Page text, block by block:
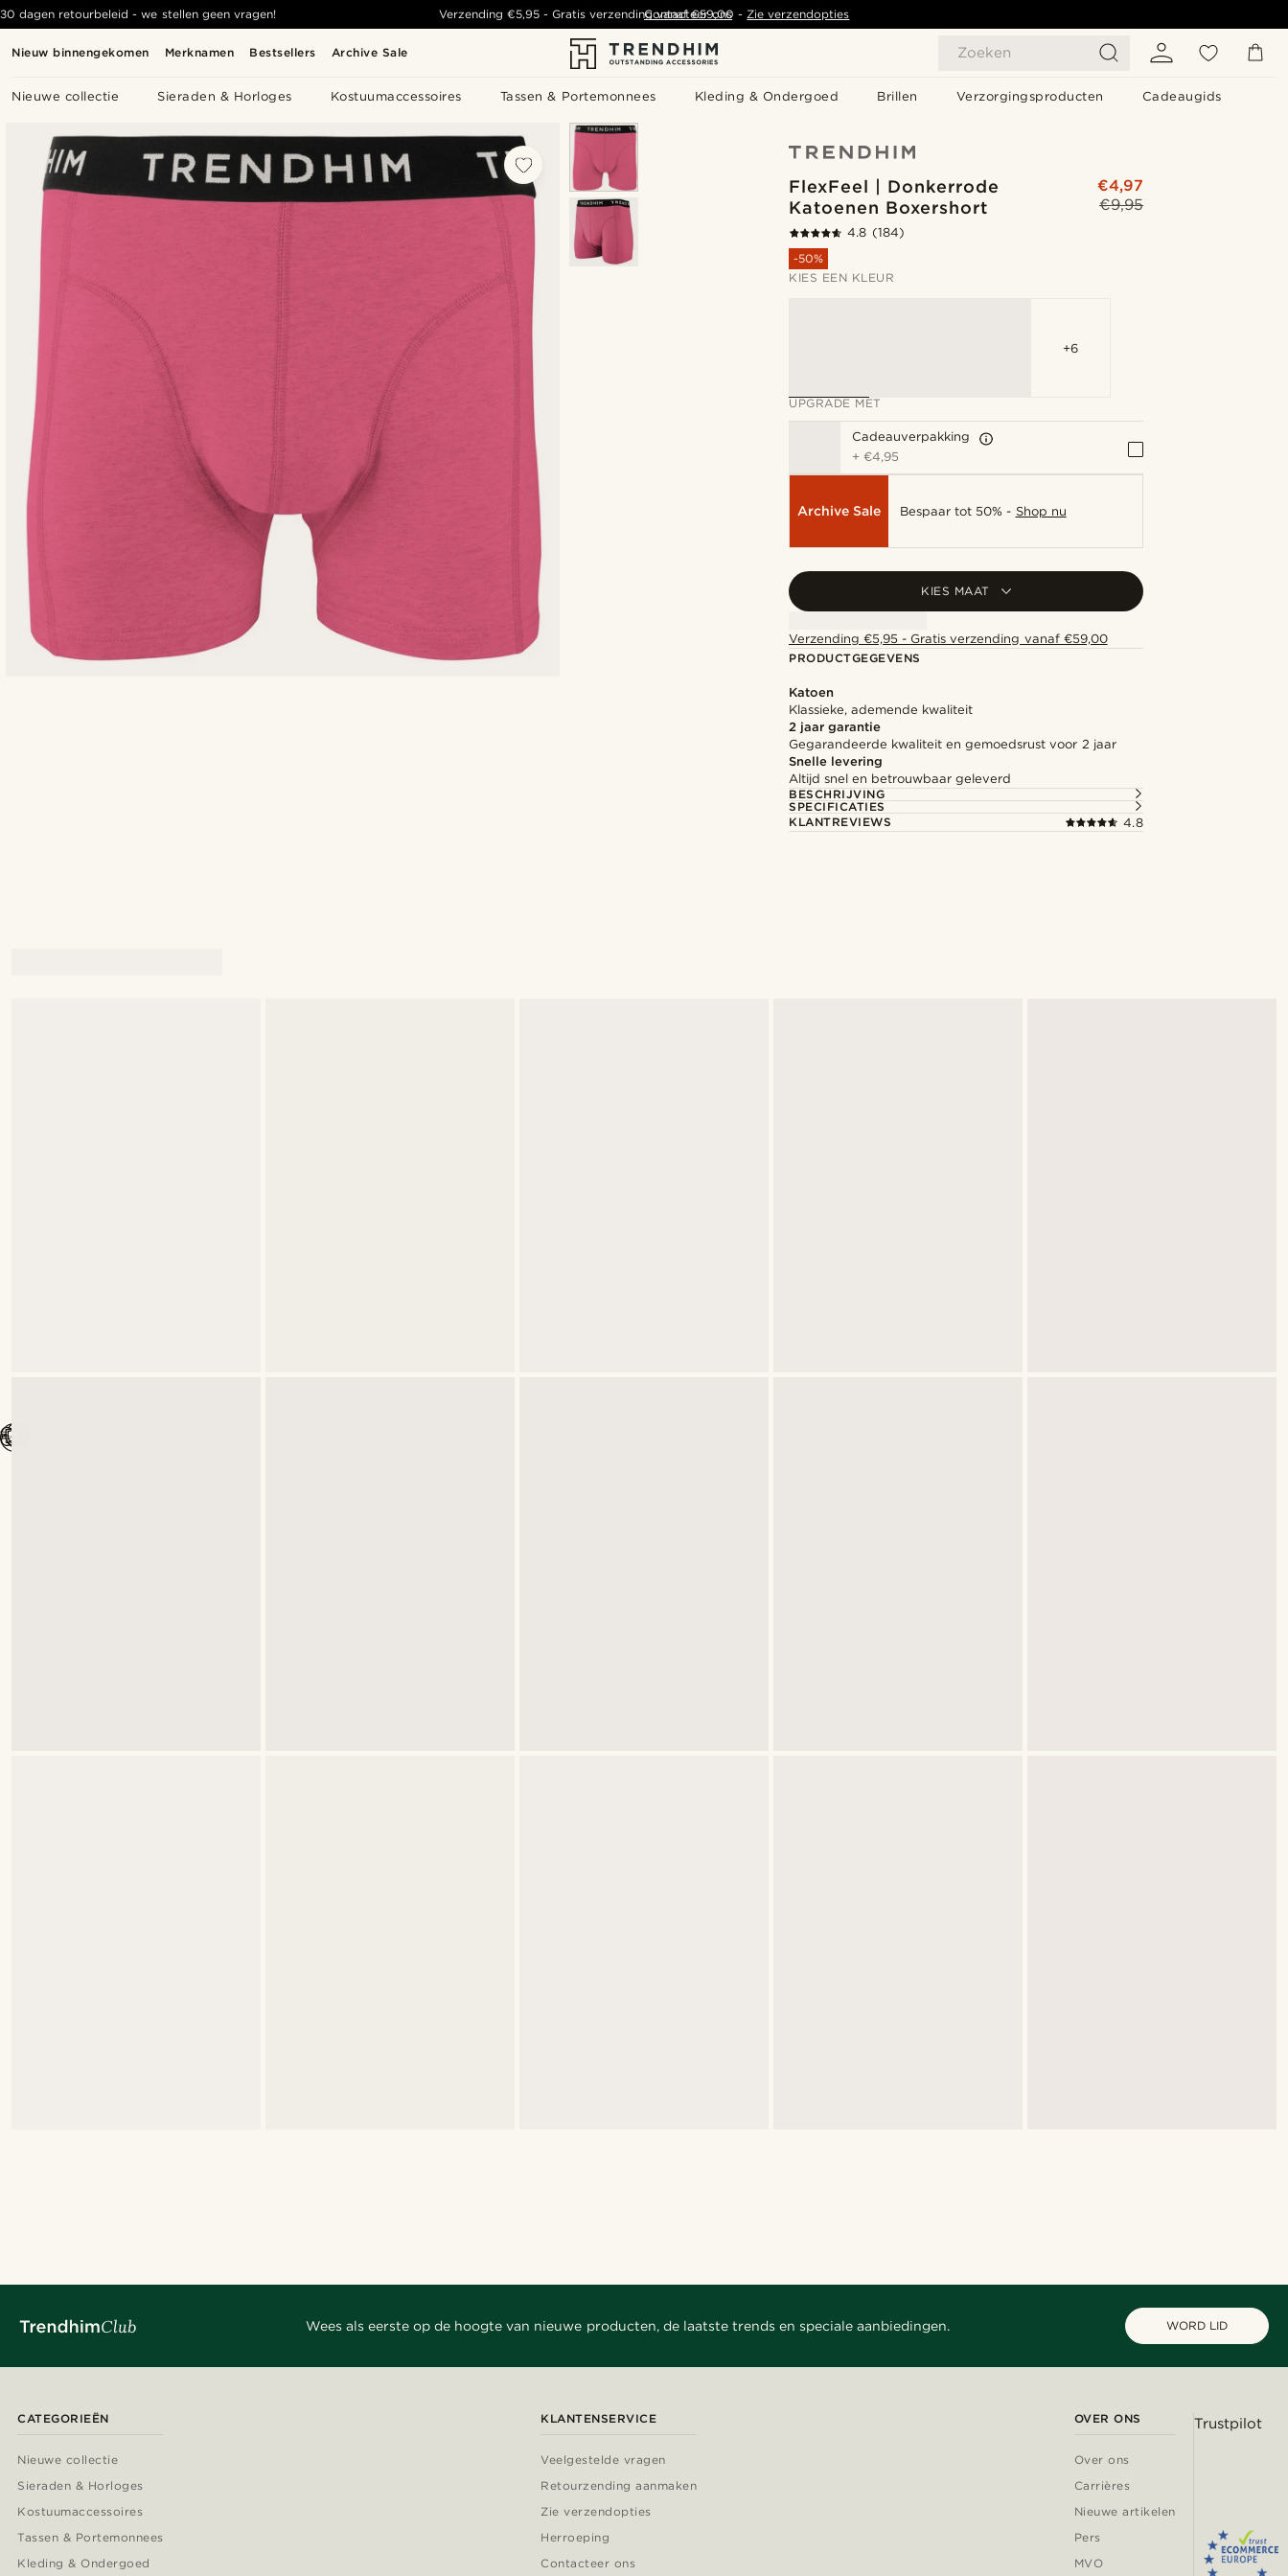
Nieuw binnengekomen Merknamen Bestsellers Archive Sale Zoeken
Nieuwe collectie Sieraden & Horloges Kostuumaccessoires Tassen & Portemonnees Kleding & Ondergoed Brillen Verzorgingsproducten Cadeaugids
30 dagen retourbeleid - we stellen geen vragen! Verzending €5,95- Gratis verzending vanaf€59,00 -Zie verzendopties
Contacteer ons
FlexFeel | Donkerrode
Katoenen Boxershort
€9,95
€4,97
4.8 (184)
-50%
KIES EEN KLEUR
+6
UPGRADE MET
Cadeauverpakking
+€4,95
Archive Sale Bespaar tot 50% - Shop nu
KIES MAAT
Verzending €5,95 - Gratis verzending vanaf €59,00
PRODUCTGEGEVENS
Katoen
Klassieke, ademende kwaliteit
2 jaar garantie
Gegarandeerde kwaliteit en gemoedsrust voor 2 jaar
Snelle levering
Altijd snel en betrouwbaar geleverd
BESCHRIJVING
SPECIFICATIES
KLANTREVIEWS
4.8
Wees als eerste op de hoogte van nieuwe producten, de laatste trends en speciale aanbiedingen. WORD LID
CATEGORIEËN
Nieuwe collectie
Sieraden & Horloges
Kostuumaccessoires
Tassen & Portemonnees
Kleding & Ondergoed
KLANTENSERVICE
Veelgestelde vragen
Retourzending aanmaken
Zie verzendopties
Herroeping
Contacteer ons
OVER ONS
Over ons
Carrières
Nieuwe artikelen
Pers
MVO
Trustpilot